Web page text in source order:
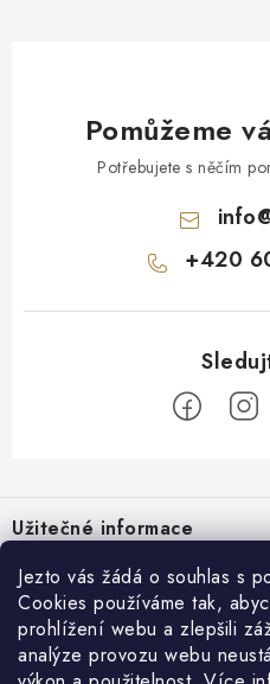
Jezto vás žádá o souhlas s
Cookies používáme tak,
prohlížení webu a zlepšili
analýze provozu webu
Pomůžeme
Potřebujete s něčím
info
+420
pUžitečné informace
O nás
Náš příběh
Firemní dárky
Zákaznický servis
Obchodní podmínky
Ochrana osobních údajů
Přijímáme online platby